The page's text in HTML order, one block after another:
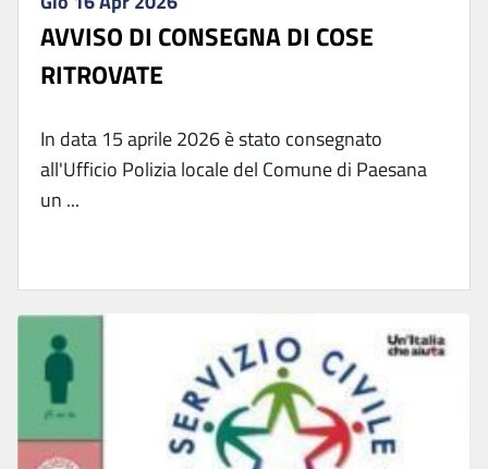
AVVISO DI CONSEGNA DI COSE
RITROVATE
In data 15 aprile 2026 è stato consegnato
all'Ufficio Polizia locale del Comune di Paesana
un ...